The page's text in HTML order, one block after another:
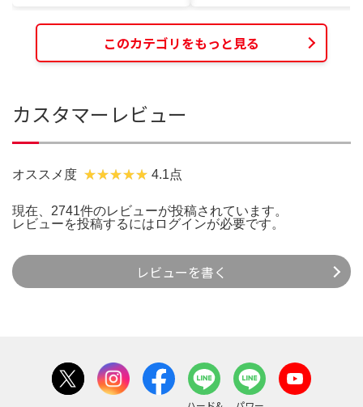
このカテゴリをもっと見る
カスタマーレビュー
オススメ度 4.1点
現在、2741件のレビューが投稿されています。
レビューを投稿するには ログインが必要です。
レビューを書く